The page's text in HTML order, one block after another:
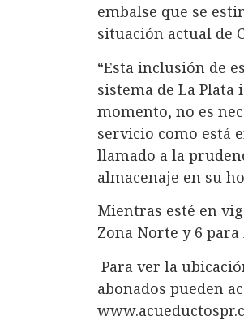
embalse que se
situación actual de
“Esta inclusión de
sistema de La
momento, no es
servicio como está
llamado a la
almacenaje en su
Mientras esté en
Zona Norte y 6 para
Para ver la
abonados pueden